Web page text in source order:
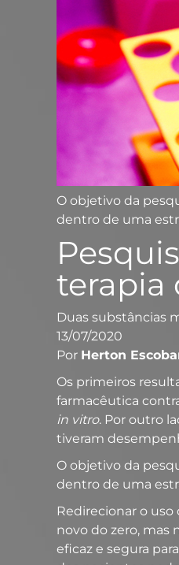
O objetivo da
dentro de uma
terapia
Duas substâncias
13/07/2020
Por Herton
Os primeiros
farmacêutica
in vitro. Por outro
tiveram
O objetivo da
dentro de uma
Redirecionar o
novo do zero, mas
eficaz e segura